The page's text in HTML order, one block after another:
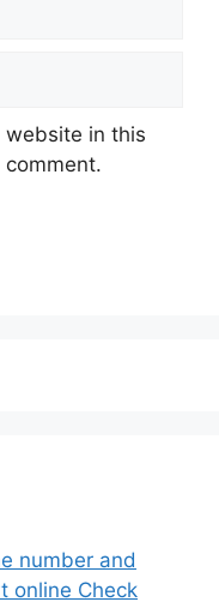
website in this
number and
online Check